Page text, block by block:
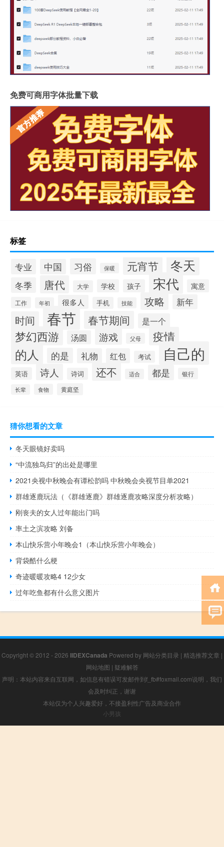
免费可商用字体批量下载
标签
专业 中国 习俗 保暖 元宵节 冬天
冬季 唐代 大学 学校 孩子 宋代 寓意
工作 年初 很多人 手机 技能 攻略 新年
时间 春节 春节期间 是一个
梦幻西游 汤圆 游戏 父母 疫情
的人 的是 礼物 红包 考试 自己的
英语 诗人 诗词 还不 适合 都是 银行
长辈 食物 黄庭坚
猜你想看的文章
冬天眼镜好卖吗
“中流独鸟归”的出处是哪里
2021央视中秋晚会有谭松韵吗 中秋晚会央视节目单2021
群雄逐鹿玩法（《群雄逐鹿》群雄逐鹿攻略深度分析攻略）
刚丧夫的女人过年能出门吗
率土之滨攻略 刘备
本山快乐营小年晚会1（本山快乐营小年晚会）
背袋酷什么梗
奇迹暖暖攻略4 12少女
过年吃鱼都有什么意义图片
Copyright © 2012 - 2026 IIDEXCanada Powered by 网站分类目录 | 精选推荐文章 |
网站地图 | 疑难解答
声明：本站内容来自互联网，如信息有错误可发邮件到f_fb#foxmail.com说明，我们
会及时纠正，谢谢
本站仅为个人兴趣爱好，不接盈利性广告及商业合作
小男孩